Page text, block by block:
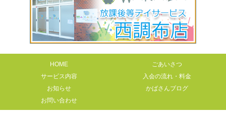
HOME
ごあいさつ
サービス内容
入会の流れ・料金
お知らせ
かばさんブログ
お問い合わせ